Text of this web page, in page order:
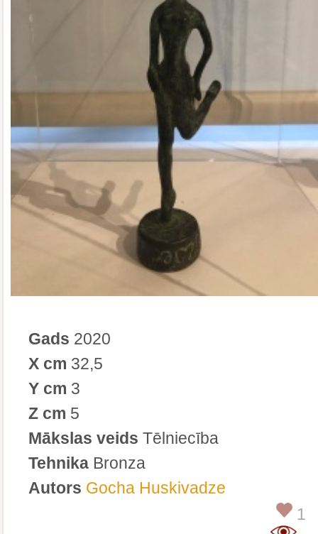
Gads 2020
X cm 32,5
Y cm 3
Z cm 5
Mākslas veids Tēlniecība
Tehnika Bronza
Autors Gocha Huskivadze
1